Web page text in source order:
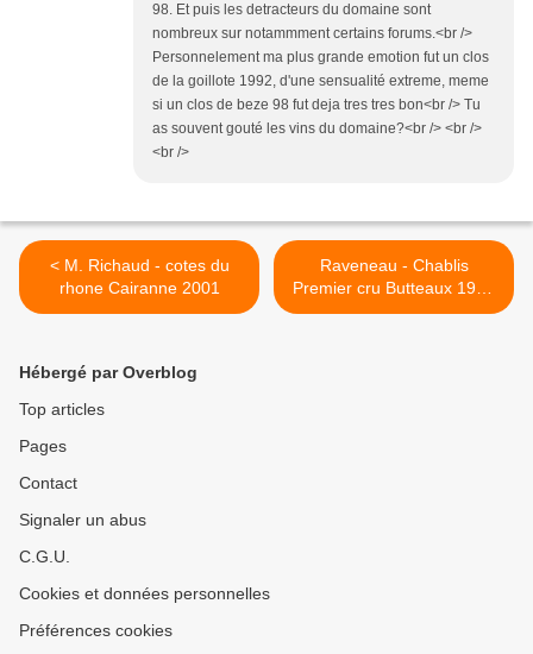
98. Et puis les detracteurs du domaine sont
nombreux sur notammment certains forums.<br />
Personnelement ma plus grande emotion fut un clos
de la goillote 1992, d'une sensualité extreme, meme
si un clos de beze 98 fut deja tres tres bon<br /> Tu
as souvent gouté les vins du domaine?<br /> <br />
<br />
< M. Richaud - cotes du
rhone Cairanne 2001
Raveneau - Chablis
Premier cru Butteaux 1999
>
Hébergé par Overblog
Top articles
Pages
Contact
Signaler un abus
C.G.U.
Cookies et données personnelles
Préférences cookies